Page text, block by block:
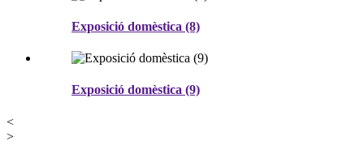
Exposició domèstica (8)
Exposició domèstica (9)
<
>